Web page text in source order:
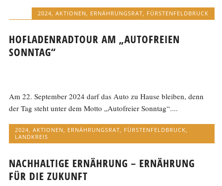
2024, AKTIONEN, ERNÄHRUNGSRAT, FÜRSTENFELDBRUCK
HOFLADENRADTOUR AM „AUTOFREIEN
SONNTAG“
Am 22. September 2024 darf das Auto zu Hause bleiben, denn
der Tag steht unter dem Motto „Autofreier Sonntag“....
2024,AKTIONEN, ERNÄHRUNGSRAT, FÜRSTENFELDBRUCK,
LANDKREIS
NACHHALTIGE ERNÄHRUNG – ERNÄHRUNG
FÜR DIE ZUKUNFT